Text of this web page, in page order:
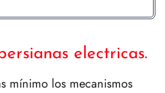
electricas.
mínimo los mecanismos